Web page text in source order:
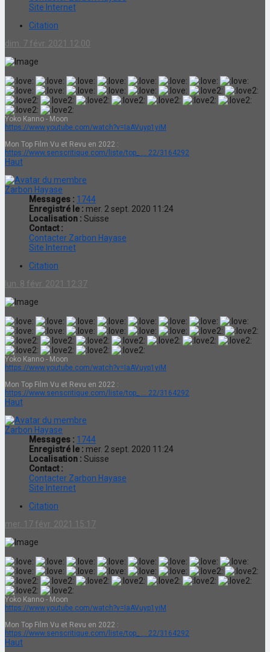
Site Internet
Citation
dim. 7 févr. 2021 12:00
Yoko Kanno - Moon
https://www.youtube.com/watch?v=IaAVuyp1yiM
Mon Top Film Vu et Revu en 2022 :
https://www.senscritique.com/liste/top_ ... 22/3164292
Haut
Zarbon Hayase
Messages : 1744
Enregistré le : mer. 2 sept. 2020 11:24
Localisation : Suisse
Contact :
Contacter Zarbon Hayase
Site Internet
Citation
lun. 8 févr. 2021 12:37
Yoko Kanno - Moon
https://www.youtube.com/watch?v=IaAVuyp1yiM
Mon Top Film Vu et Revu en 2022 :
https://www.senscritique.com/liste/top_ ... 22/3164292
Haut
Zarbon Hayase
Messages : 1744
Enregistré le : mer. 2 sept. 2020 11:24
Localisation : Suisse
Contact :
Contacter Zarbon Hayase
Site Internet
Citation
mer. 17 févr. 2021 15:17
Yoko Kanno - Moon
https://www.youtube.com/watch?v=IaAVuyp1yiM
Mon Top Film Vu et Revu en 2022 :
https://www.senscritique.com/liste/top_ ... 22/3164292
Haut